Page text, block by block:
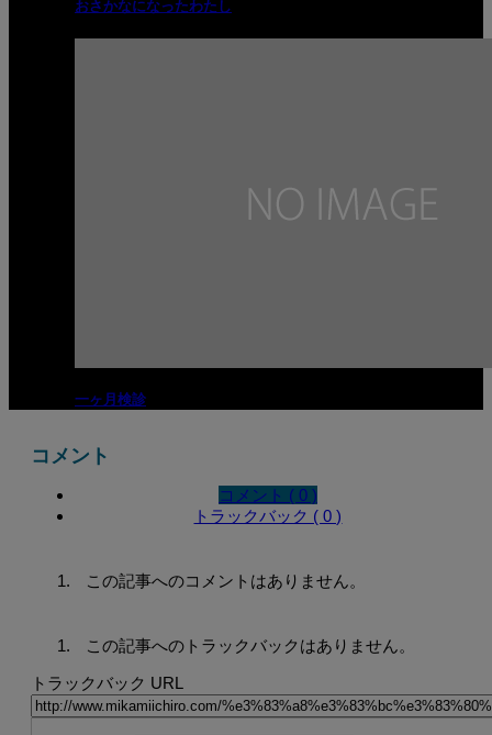
おさかなになったわたし
一ヶ月検診
コメント
コメント ( 0 )
トラックバック ( 0 )
この記事へのコメントはありません。
この記事へのトラックバックはありません。
トラックバック URL